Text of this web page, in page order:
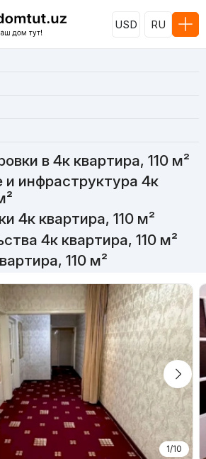
USD RU
в 4к квартира, 110 м²
инфраструктура 4к
4к квартира, 110 м²
4к квартира, 110 м²
110 м²
1/10